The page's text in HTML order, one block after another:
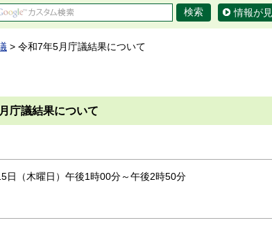
情報が
> 令和7年5月庁議結果について
庁議結果について
日（木曜日）午後1時00分～午後2時50分